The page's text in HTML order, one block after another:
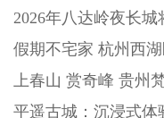
2026年八达岭夜长城
假期不宅家 杭州西
上春山 赏奇峰 贵州
平遥古城：沉浸式体